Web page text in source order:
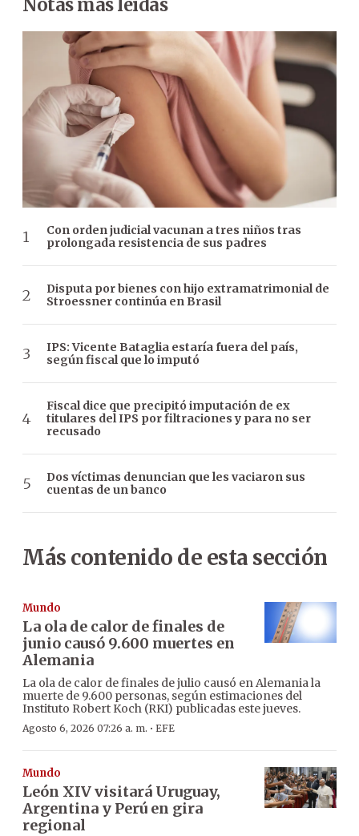
Notas más leídas
Con orden judicial vacunan a tres niños tras
prolongada resistencia de sus padres
Disputa por bienes con hijo extramatrimonial de
Stroessner continúa en Brasil
IPS: Vicente Bataglia estaría fuera del país,
según fiscal que lo imputó
Fiscal dice que precipitó imputación de ex
titulares del IPS por filtraciones y para no ser
recusado
Dos víctimas denuncian que les vaciaron sus
cuentas de un banco
Más contenido de esta sección
Mundo
La ola de calor de finales de
junio causó 9.600 muertes en
Alemania
La ola de calor de finales de julio causó en Alemania la
muerte de 9.600 personas, según estimaciones del
Instituto Robert Koch (RKI) publicadas este jueves.
Agosto 6, 2026 07:26 a. m. · EFE
Mundo
León XIV visitará Uruguay,
Argentina y Perú en gira
regional